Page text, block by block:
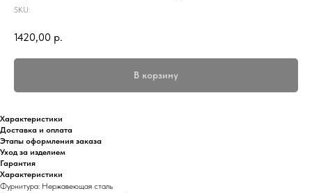
SKU:
1420,00 р.
В корзину
Характеристики
Доставка и оплата
Этапы оформления заказа
Уход за изделием
Гарантия
Характеристики
Фурнитура: Нержавеющая сталь